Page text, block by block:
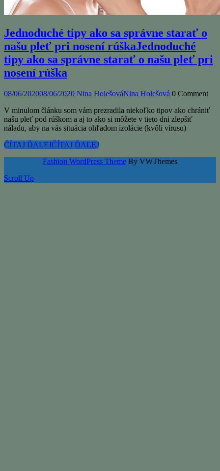
Jednoduché tipy ako sa správne starať o
našu pleť pri nosení rúškaJednoduché
tipy ako sa správne starať o našu pleť pri
nosení rúška
08/06/202008/06/2020 Nina HolešováNina Holešová 0 Comment
V minulom článku som vám prezradila niekoľko tipov ako chrániť
našu pleť pod rúškom a aj to ako si môžete v tieto dni zlepšiť
náladu, aby na vás situácia ohľadom izolácie (kvôli vírusu)
ČÍTAJ ĎALEJČÍTAJ ĎALEJ
Fashion WordPress Theme By VWThemes
Scroll Up